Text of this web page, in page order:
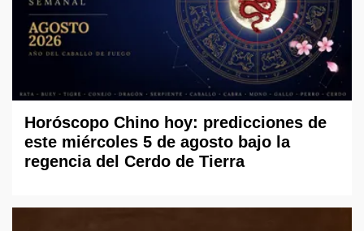
Horóscopo Chino hoy: predicciones de
este miércoles 5 de agosto bajo la
regencia del Cerdo de Tierra